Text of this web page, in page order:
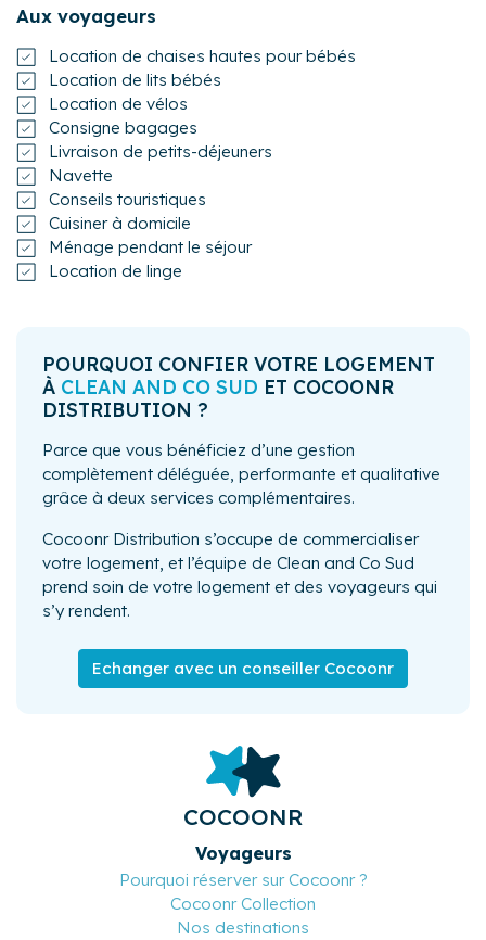
Aux voyageurs
Location de chaises hautes pour bébés
Location de lits bébés
Location de vélos
Consigne bagages
Livraison de petits-déjeuners
Navette
Conseils touristiques
Cuisiner à domicile
Ménage pendant le séjour
Location de linge
POURQUOI CONFIER VOTRE LOGEMENT
À CLEAN AND CO SUD ET COCOONR
DISTRIBUTION ?
Parce que vous bénéficiez d’une gestion
complètement déléguée, performante et qualitative
grâce à deux services complémentaires.
Cocoonr Distribution s’occupe de commercialiser
votre logement, et l’équipe de Clean and Co Sud
prend soin de votre logement et des voyageurs qui
s’y rendent.
Echanger avec un conseiller Cocoonr
COCOONR
Voyageurs
Pourquoi réserver sur Cocoonr ?
Cocoonr Collection
Nos destinations